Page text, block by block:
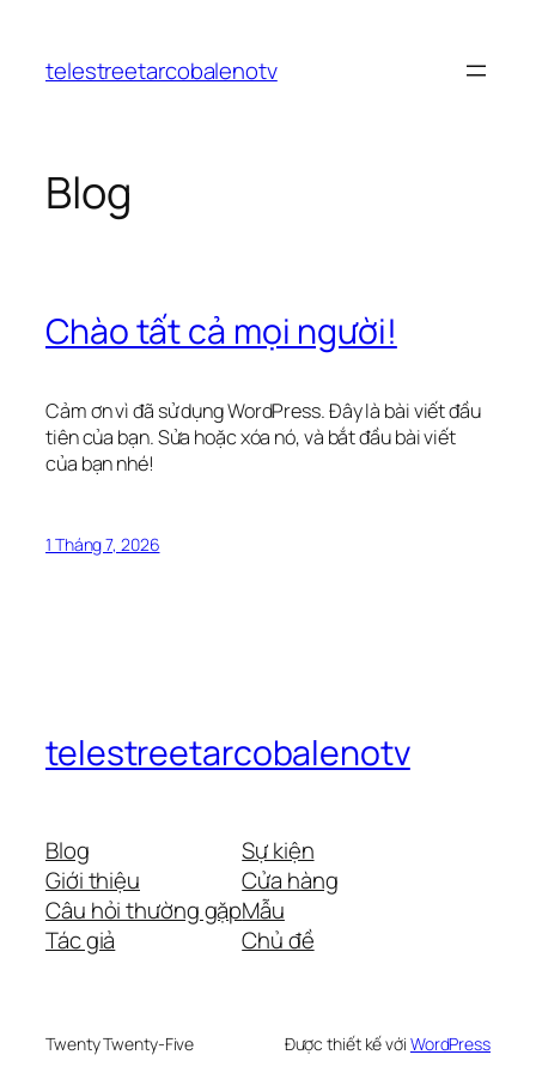
phầntelestreetarcobalenotv
Blog
Chào tất cả mọi người!
Cảm ơn vì đã sử dụng WordPress. Đây là bài viết đầu
tiên của bạn. Sửa hoặc xóa nó, và bắt đầu bài viết
của bạn nhé!
1 Tháng 7, 2026
telestreetarcobalenotv
Blog
Giới thiệu
Câu hỏi thường gặp
Tác giả
Sự kiện
Cửa hàng
Mẫu
Chủ đề
Twenty Twenty-Five Được thiết kế với WordPress